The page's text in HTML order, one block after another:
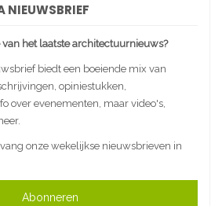
NIEUWSBRIEF
van het laatste architectuurnieuws?
biedt een boeiende mix van
opiniestukken,
over evenementen, maar video's,
onze wekelijkse nieuwsbrieven in
Abonneren